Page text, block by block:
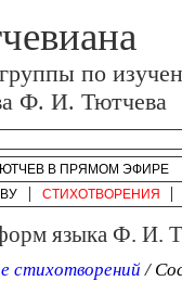
по
Ф. И. Тютчева
В ПРЯМОМ ЭФИРЕ
СТИХОТВОРЕНИЯ
языка Ф. И.
стихотворений/